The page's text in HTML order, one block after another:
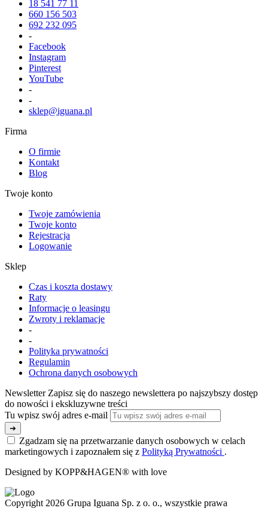
18 541 77 11
660 156 503
692 232 095
-
Facebook
Instagram
Pinterest
YouTube
-
-
sklep@iguana.pl
Firma
O firmie
Kontakt
Blog
Twoje konto
Twoje zamówienia
Twoje konto
Rejestracja
Logowanie
Sklep
Czas i koszta dostawy
Raty
Informacje o leasingu
Zwroty i reklamacje
-
-
Polityka prywatności
Regulamin
Ochrona danych osobowych
Newsletter Zapisz się do naszego newslettera po najszybszy dostęp
do nowości i ekskluzywne treści
Tu wpisz swój adres e-mail
➔
Zgadzam się na przetwarzanie danych osobowych w celach
marketingowych i zapoznałem się z Polityką Prywatności .
Designed by KOPP&HAGEN® with love
Copyright 2026 Grupa Iguana Sp. z o. o., wszystkie prawa